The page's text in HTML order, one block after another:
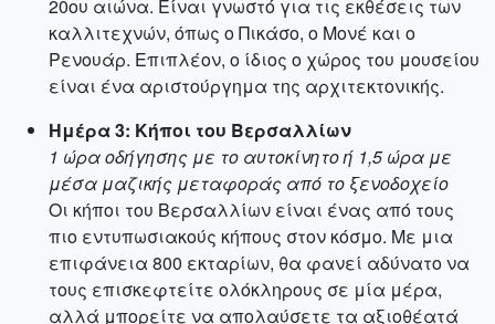
20ου αιώνα. Είναι γνωστό για τις εκθέσεις των
καλλιτεχνών, όπως ο Πικάσο, ο Μονέ και ο
Ρενουάρ. Επιπλέον, ο ίδιος ο χώρος του μουσείου
είναι ένα αριστούργημα της αρχιτεκτονικής.
Ημέρα 3: Κήποι του Βερσαλλίων
1 ώρα οδήγησης με το αυτοκίνητο ή 1,5 ώρα με
μέσα μαζικής μεταφοράς από το ξενοδοχείο
Οι κήποι του Βερσαλλίων είναι ένας από τους
πιο εντυπωσιακούς κήπους στον κόσμο. Με μια
επιφάνεια 800 εκταρίων, θα φανεί αδύνατο να
τους επισκεφτείτε ολόκληρους σε μία μέρα,
αλλά μπορείτε να απολαύσετε τα αξιοθέατά